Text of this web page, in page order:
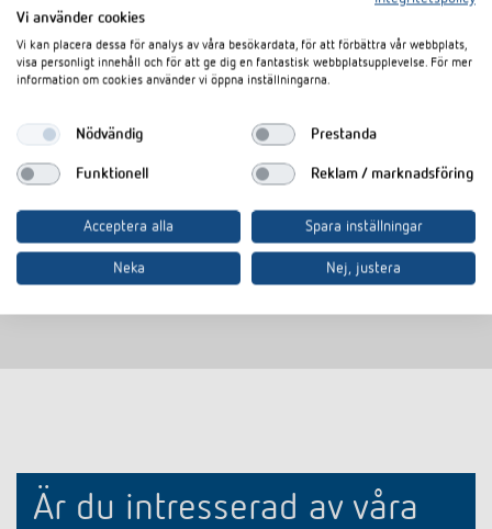
AP-ram 110B GR
Artikelnr 9070919
E-nummer 1300932
montering av närvarodetektorn
Färg: grå
AP-ram 110B
Artikelnr 9070918
E-nummer
Färg: extravit
Är du intresserad av våra
Vi använder cookies
Vi kan placera dessa för analys av våra besökardata, för att förbättra vår webbplats,
visa personligt innehåll och för att ge dig en fantastisk webbplatsupplevelse. För mer
information om cookies använder vi öppna inställningarna.
Nödvändig Prestanda
Funktionell Reklam / marknadsföring
Acceptera alla Spara inställningar
Neka Nej, justera